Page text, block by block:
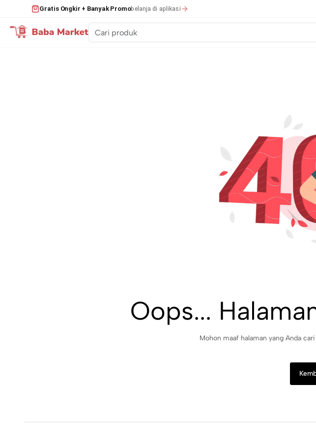
Gratis Ongkir + Banyak Promobelanja di aplikasi
Oops...
Mohon maaf halaman yang Anda